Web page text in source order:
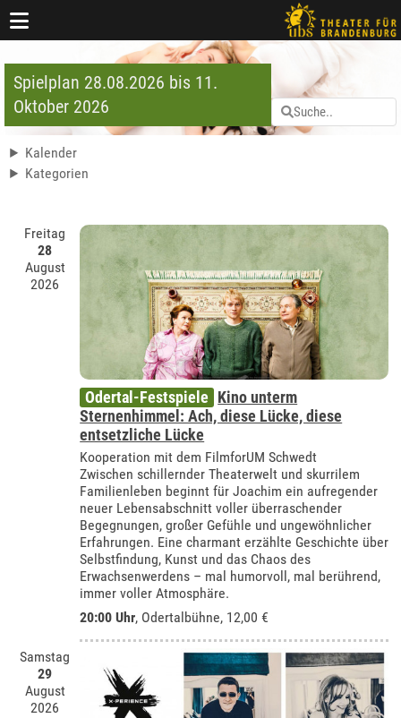
Spielplan 28.08.2026 bis 11.
Oktober 2026
Kalender
Kategorien
Freitag
28
August
2026
Odertal-Festspiele Kino unterm
Sternenhimmel: Ach, diese Lücke, diese
entsetzliche Lücke
Kooperation mit dem FilmforUM Schwedt
Zwischen schillernder Theaterwelt und skurrilem
Familienleben beginnt für Joachim ein aufregender
neuer Lebensabschnitt voller überraschender
Begegnungen, großer Gefühle und ungewöhnlicher
Erfahrungen. Eine charmant erzählte Geschichte über
Selbstfindung, Kunst und das Chaos des
Erwachsenwerdens – mal humorvoll, mal berührend,
immer voller Atmosphäre.
20:00 Uhr, Odertalbühne, 12,00 €
Samstag
29
August
2026